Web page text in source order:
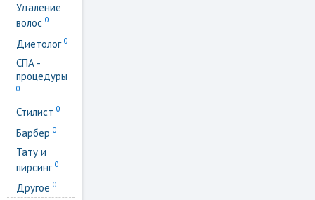
Удаление
волос0
Диетолог0
СПА -
процедуры
0
Стилист0
Барбер0
Тату и
пирсинг0
Другое0